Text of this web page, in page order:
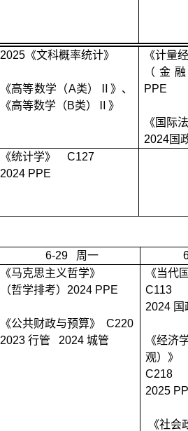
2025《文科概率统计》
《高等数学（A类）Ⅱ》、
《高等数学（B类）Ⅱ》
《计量
（金
PPE
《国际
2024国
《统计学》
C127
2024 PPE
6-29 周一
《马克思主义哲学》
（哲学排考） 2024 PPE
《公共财政与预算》
C220
2023 行管 2024 城管
《当代
C113
2024 国
《经济
观）》
C218
2025
《社会